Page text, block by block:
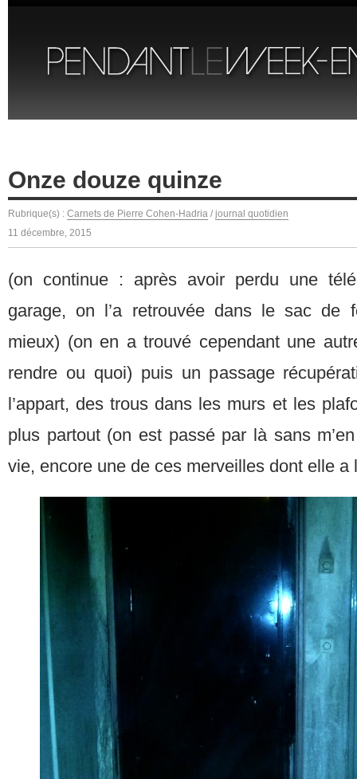
Onze douze quinze
Rubrique(s) : Carnets de Pierre Cohen-Hadria / journal quotidien
11 décembre, 2015
(on continue : après avoir perdu une
garage, on l’a retrouvée dans le sac de
mieux) (on en a trouvé cependant une
rendre ou quoi) puis un passage
l’appart, des trous dans les murs et les
plus partout (on est passé par là sans
vie, encore une de ces merveilles dont elle a